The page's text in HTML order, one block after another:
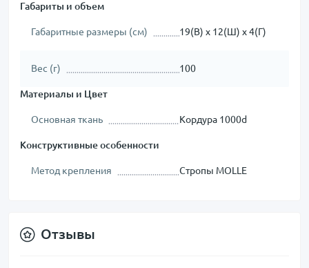
Габариты и объем
Габаритные размеры (см) 19(В) х 12(Ш) х 4(Г)
Вес (г) 100
Материалы и Цвет
Основная ткань Кордура 1000d
Конструктивные особенности
Метод крепления Стропы MOLLE
Отзывы